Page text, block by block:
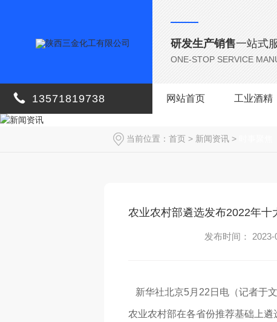
研发生产销售一站式
ONE-STOP SERVICE
13571819738 网站首页 工业酒精
当前位置： 首页 > 新闻资讯 >
农业农村部遴选发布2022年十
发布时间： 2023-
新华社北京5月22日电（记者于
农业农村部在各省份推荐基础上